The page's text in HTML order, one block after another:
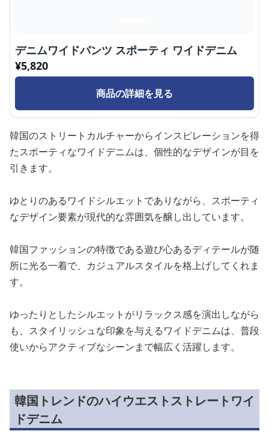
デニムワイドパンツ スポーティ ワイドデニム
¥5,820
商品の詳細を見る
韓国のストリートカルチャーからインスピレーションを得
たスポーティなワイドデニムは、個性的なデザインが目を
引きます。
ゆとりのあるワイドシルエットでありながら、スポーティ
なデザイン要素が現代的な雰囲気を醸し出しています。
韓国ファッションの特徴である遊び心あるディテールが随
所に光る一着で、カジュアルスタイルを格上げしてくれま
す。
ゆったりとしたシルエットがリラックス感を演出しながら
も、スタイリッシュな印象を与えるワイドデニムは、普段
使いからアクティブなシーンまで幅広く活躍します。
韓国トレンドのハイウエストストレートワイ
ドデニム